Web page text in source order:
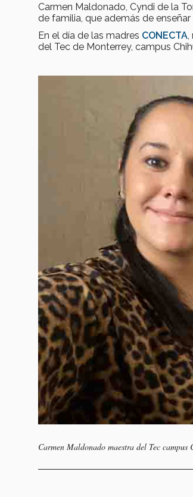
Carmen Maldonado, Cyndi de la
de familia, que además de enseñar
En el día de las madres CONECTA
del Tec de Monterrey, campus
Carmen Maldonado maestra del Tec campus